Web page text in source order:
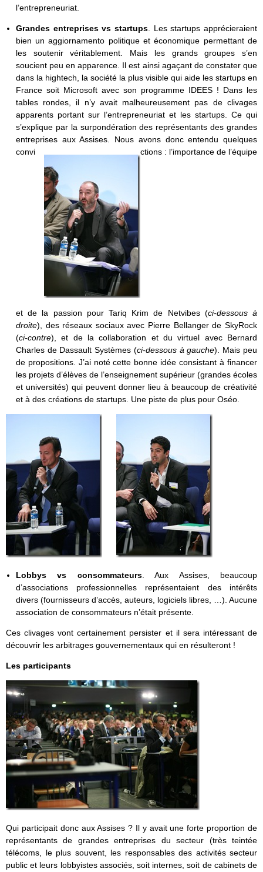
l’entrepreneuriat.
Grandes entreprises vs startups. Les startups apprécieraient
bien un aggiornamento politique et économique permettant de
les soutenir véritablement. Mais les grands groupes s’en
soucient peu en apparence. Il est ainsi agaçant de constater que
dans la hightech, la société la plus visible qui aide les startups en
France soit Microsoft avec son programme IDEES ! Dans les
tables rondes, il n’y avait malheureusement pas de clivages
apparents portant sur l’entrepreneuriat et les startups. Ce qui
s’explique par la surpondération des représentants des grandes
entreprises aux Assises. Nous avons donc entendu quelques
convi
ctions : l’importance de l’équipe
et de la passion pour Tariq Krim de Netvibes (ci-dessous à
droite), des réseaux sociaux avec Pierre Bellanger de SkyRock
(ci-contre), et de la collaboration et du virtuel avec Bernard
Charles de Dassault Systèmes (ci-dessous à gauche). Mais peu
de propositions. J’ai noté cette bonne idée consistant à financer
les projets d’élèves de l’enseignement supérieur (grandes écoles
et universités) qui peuvent donner lieu à beaucoup de créativité
et à des créations de startups. Une piste de plus pour Oséo.
Lobbys vs consommateurs. Aux Assises, beaucoup
d’associations professionnelles représentaient des intérêts
divers (fournisseurs d’accès, auteurs, logiciels libres, …). Aucune
association de consommateurs n’était présente.
Ces clivages vont certainement persister et il sera intéressant de
découvrir les arbitrages gouvernementaux qui en résulteront !
Les participants
Qui participait donc aux Assises ? Il y avait une forte proportion de
représentants de grandes entreprises du secteur (très teintée
télécoms, le plus souvent, les responsables des activités secteur
public et leurs lobbyistes associés, soit internes, soit de cabinets de